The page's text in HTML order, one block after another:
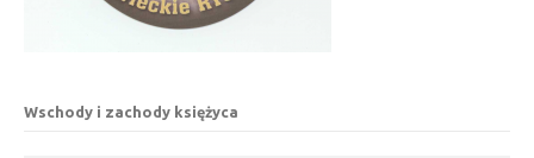
Wschody i zachody księżyca